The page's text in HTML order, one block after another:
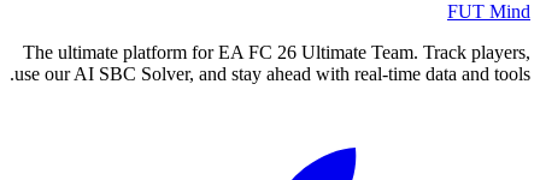
FUT Mind
The ultimate platform for EA FC 26 Ultimate Team. Track players,
use our AI SBC Solver, and stay ahead with real-time data and tools.